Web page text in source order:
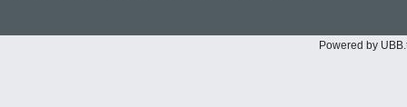
Powered by